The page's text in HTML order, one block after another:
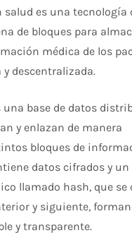
salud es una tecnología
de bloques para
médica de los
y descentralizada.
una base de datos
y enlazan de manera
bloques de
datos cifrados y un
llamado hash, que se
y siguiente,
y transparente.